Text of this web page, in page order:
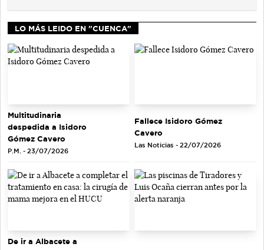
LO MÁS LEIDO EN "CUENCA"
Multitudinaria
despedida a Isidoro
Gómez Cavero
P.M. - 23/07/2026
Fallece Isidoro Gómez
Cavero
Las Noticias - 22/07/2026
De ir a Albacete a